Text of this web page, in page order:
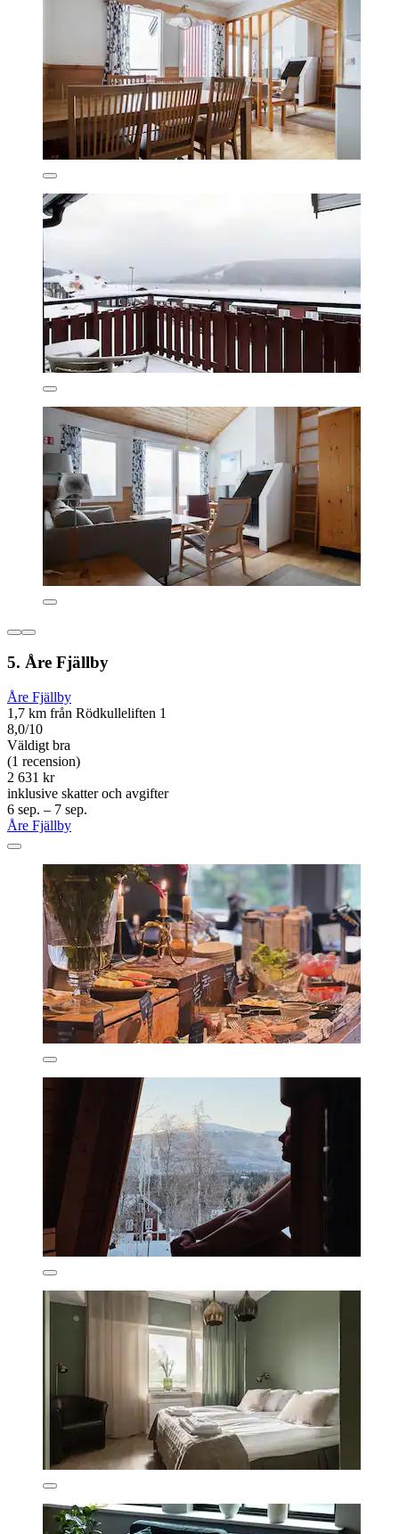
5. Åre Fjällby
Åre Fjällby
1,7 km från Rödkulleliften 1
8,0/10
Väldigt bra
(1 recension)
2 631 kr
inklusive skatter och avgifter
6 sep. – 7 sep.
Åre Fjällby